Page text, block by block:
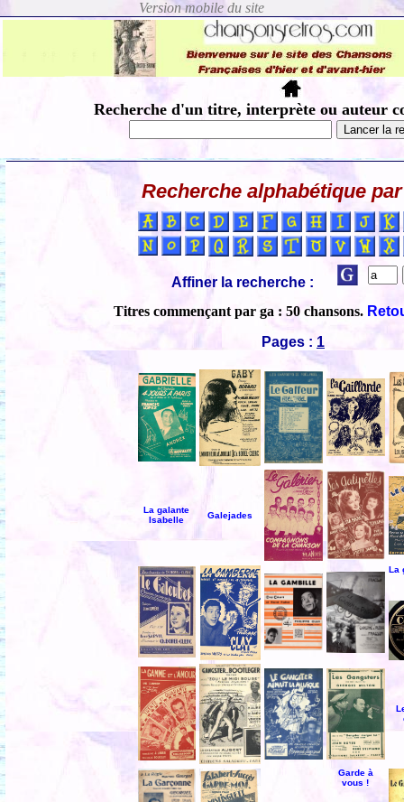
Recherche d'un titre, interprète ou auteur
Recherche alphabétique
Affiner la recherche :
Titres commençant par ga : 50 chansons.
Pages : 1
La galante
Isabelle
Galejades
La
Garde à
vous !